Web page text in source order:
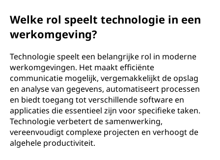
Welke rol speelt technologie in een
werkomgeving?
Technologie speelt een belangrijke rol in moderne
werkomgevingen. Het maakt efficiënte
communicatie mogelijk, vergemakkelijkt de opslag
en analyse van gegevens, automatiseert processen
en biedt toegang tot verschillende software en
applicaties die essentieel zijn voor specifieke taken.
Technologie verbetert de samenwerking,
vereenvoudigt complexe projecten en verhoogt de
algehele productiviteit.